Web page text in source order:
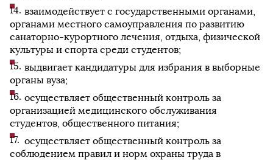
взаимодействует с государственными органами,
органами местного самоуправления по развитию
санаторно-курортного лечения, отдыха, физической
культуры и спорта среди студентов;
выдвигает кандидатуры для избрания в выборные
органы вуза;
осуществляет общественный контроль за
организацией медицинского обслуживания
студентов, общественного питания;
осуществляет общественный контроль за
соблюдением правил и норм охраны труда в